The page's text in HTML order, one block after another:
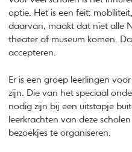
optie. Het is een feit:
daarvan, maakt dat niet alle
theater of museum komen.
accepteren.
Er is een groep leerlingen
zijn. Die van het speciaal
nodig zijn bij een uitstapje
leerkrachten van deze
bezoekjes te organiseren.